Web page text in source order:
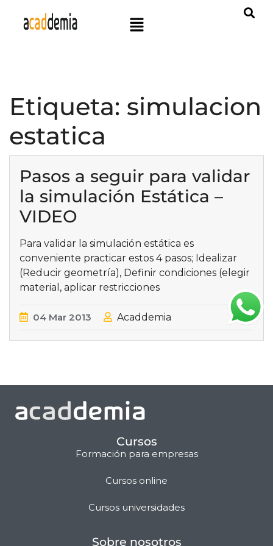
Etiqueta: simulacion
estatica
Pasos a seguir para validar
la simulación Estática –
VIDEO
Para validar la simulación estática es
conveniente practicar estos 4 pasos; Idealizar
(Reducir geometría), Definir condiciones (elegir
material, aplicar restricciones
04 Mar 2013 Acaddemia
Cursos
Formación para empresas
Cursos online
Cursos universidades
Sobre nosotros